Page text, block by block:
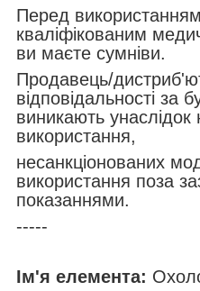
Перед
кваліфікованим
ви маєте сумніви.
Продавець/
відповідальності за
виникають унаслідок
використання,
несанкціонованих
використання поза
показаннями.
-----
Ім'я елемента: